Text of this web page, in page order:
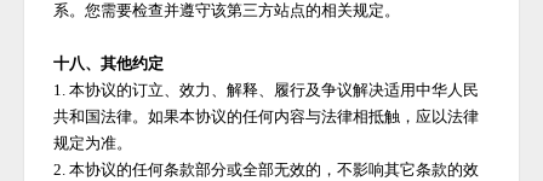
系。您需要检查并遵守该第三方站点的相关规定。
十八、其他约定
1. 本协议的订立、效力、解释、履行及争议解决适用中华人民
共和国法律。如果本协议的任何内容与法律相抵触，应以法律
规定为准。
2. 本协议的任何条款部分或全部无效的，不影响其它条款的效